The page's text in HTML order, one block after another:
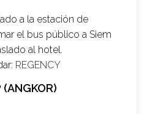
a la estación de
el bus público a Siem
al hotel.
REGENCY
(ANGKOR)